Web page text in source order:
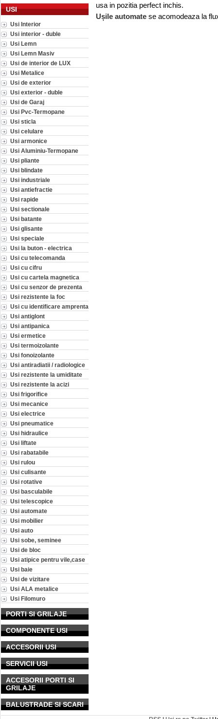
USI
Usi Interior
Usi interior - duble
Usi Lemn
Usi Lemn Masiv
Usi de interior de LUX
Usi Metalice
Usi de exterior
Usi exterior - duble
Usi de Garaj
Usi Pvc-Termopane
Usi sticla
Usi celulare
Usi armonice
Usi Aluminiu-Termopane
Usi pliante
Usi blindate
Usi industriale
Usi antiefractie
Usi rapide
Usi sectionale
Usi batante
Usi glisante
Usi speciale
Usi la buton - electrica
Usi cu telecomanda
Usi cu cifru
Usi cu cartela magnetica
Usi cu senzor de prezenta
Usi rezistente la foc
Usi cu identificare amprenta
Usi antiglont
Usi antipanica
Usi ermetice
Usi termoizolante
Usi fonoizolante
Usi antiradiatii / radiologice
Usi rezistente la umiditate
Usi rezistente la acizi
Usi frigorifice
Usi mecanice
Usi electrice
Usi pneumatice
Usi hidraulice
Usi liftate
Usi rabatabile
Usi rulou
Usi culisante
Usi rotative
Usi basculabile
Usi telescopice
Usi automate
Usi mobilier
Usi auto
Usi sobe, seminee
Usi de bloc
Usi atipice pentru vile,case
Usi baie
Usi de vizitare
Usi ALA metalice
Usi Filomuro
PORTI SI GRILAJE
COMPONENTE USI
ACCESORII USI
SERVICII USI
ACCESORII PORTI SI
GRILAJE
BALUSTRADE SI SCARI
usa in pozitia perfect inchis.
Ușile automate se acomodeaza la